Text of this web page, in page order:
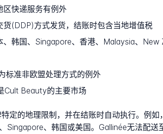
区快递服务有例外
货(DDP)方式发货，结账时包含当地增值税
、韩国、Singapore、香港、Malaysia、New
标准非欧盟处理方式的例外
Cult Beauty的主要市场
定的地理限制，并在结账时自动执行。例
Singapore、韩国或美国。Gallinée无法配